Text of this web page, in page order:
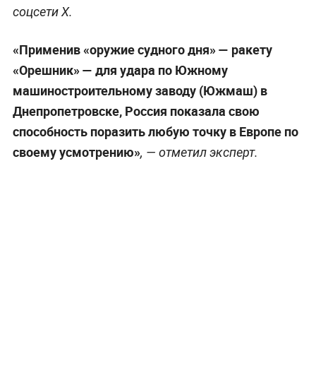
соцсети Х.
«Применив «оружие судного дня» — ракету
«Орешник» — для удара по Южному
машиностроительному заводу (Южмаш) в
Днепропетровске, Россия показала свою
способность поразить любую точку в Европе по
своему усмотрению», — отметил эксперт.